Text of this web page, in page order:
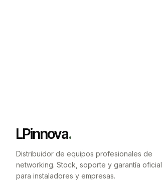
LPinnova.
Distribuidor de equipos profesionales de
networking. Stock, soporte y garantía oficial
para instaladores y empresas.